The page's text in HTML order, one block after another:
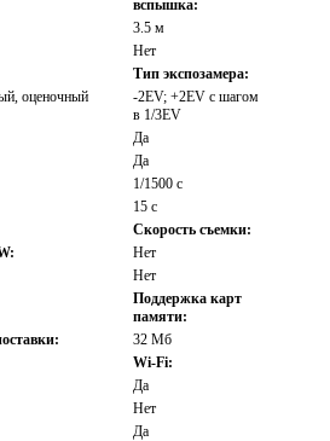
вспышка:
3.5 м
Нет
Тип экспозамера:
оценочный
-2EV; +2EV с шагом
в 1/3EV
Да
Да
1/1500 c
15 c
Скорость съемки:
Нет
Нет
Поддержка карт
памяти:
32 Мб
Wi-Fi:
Да
Нет
Да